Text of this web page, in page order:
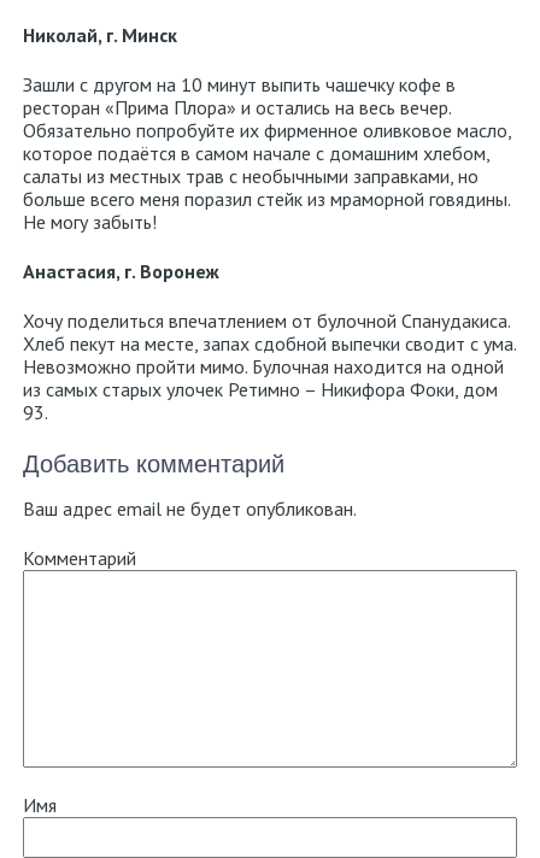
Николай, г. Минск
Зашли с другом на 10 минут выпить чашечку кофе в
ресторан «Прима Плора» и остались на весь вечер.
Обязательно попробуйте их фирменное оливковое масло,
которое подаётся в самом начале с домашним хлебом,
салаты из местных трав с необычными заправками, но
больше всего меня поразил стейк из мраморной говядины.
Не могу забыть!
Анастасия, г. Воронеж
Хочу поделиться впечатлением от булочной Спанудакиса.
Хлеб пекут на месте, запах сдобной выпечки сводит с ума.
Невозможно пройти мимо. Булочная находится на одной
из самых старых улочек Ретимно – Никифора Фоки, дом
93.
Добавить комментарий
Ваш адрес email не будет опубликован.
Комментарий
Имя